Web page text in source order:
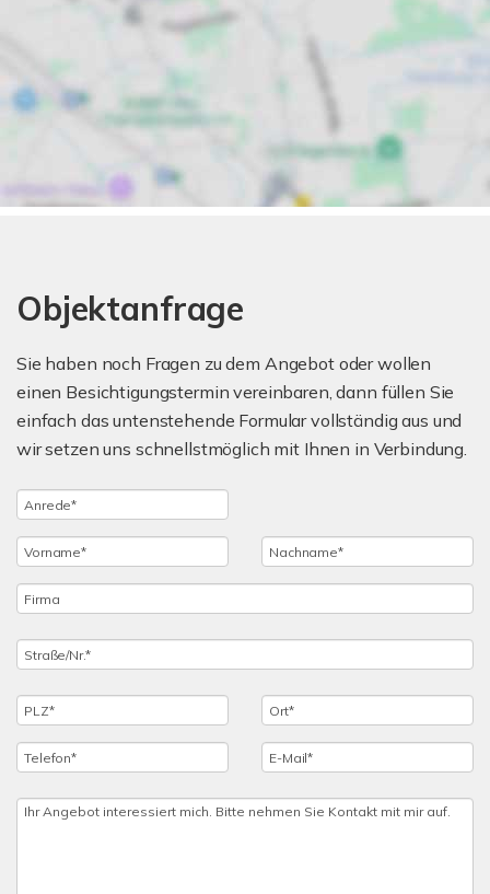
Objektanfrage
Sie haben noch Fragen zu dem Angebot oder wollen
einen Besichtigungstermin vereinbaren, dann füllen Sie
einfach das untenstehende Formular vollständig aus und
wir setzen uns schnellstmöglich mit Ihnen in Verbindung.